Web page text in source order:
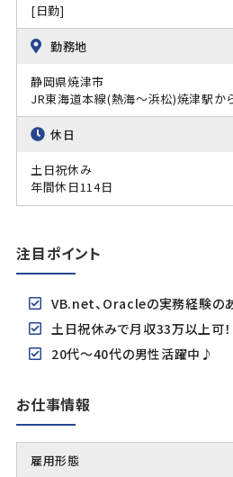
[日勤]
勤務地
静岡県焼津市
JR東海道本線(熱海～浜松)焼津駅か
休日
土日祝休み
年間休日114日
注目ポイント
VB.net、Oracleの実務経験の
土日祝休みで月収33万以上可！
20代～40代の男性活躍中♪
お仕事情報
雇用形態